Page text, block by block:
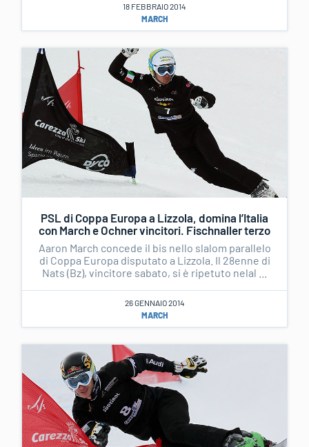
18 FEBBRAIO 2014
MARCH
PSL di Coppa Europa a Lizzola, domina l’Italia
con March e Ochner vincitori. Fischnaller terzo
Aaron March concede il bis nello slalom parallelo
di Coppa Europa disputato a Lizzola. Il 28enne di
Nats (Bz), vincitore sabato, si è ripetuto nelal ...
26 GENNAIO 2014
MARCH